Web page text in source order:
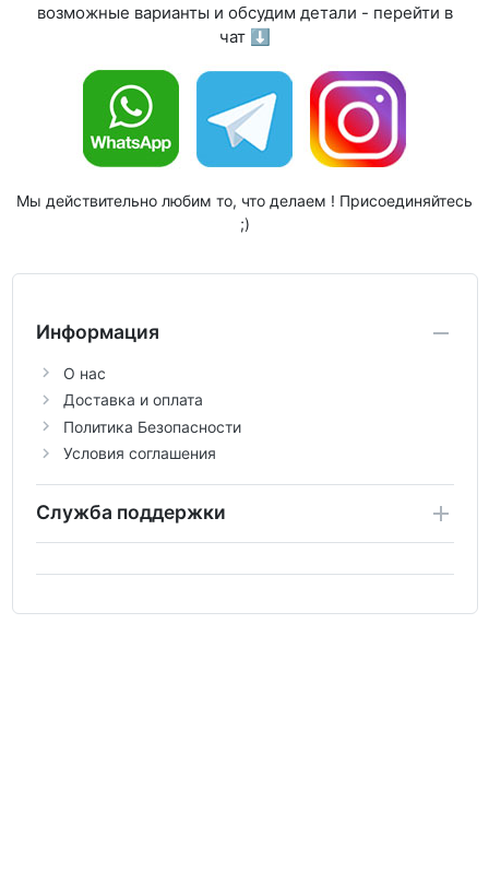
возможные варианты и обсудим детали - перейти в
чат ⬇
Мы действительно любим то, что делаем ! Присоединяйтесь
;)
Информация
О нас
Доставка и оплата
Политика Безопасности
Условия соглашения
Служба поддержки